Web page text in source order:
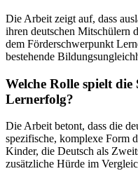
Die Arbeit zeigt auf, dass
ihren deutschen Mitschülern
dem Förderschwerpunkt
bestehende
Welche Rolle spielt
Lernerfolg?
Die Arbeit betont, dass die
spezifische, komplexe Form
Kinder, die Deutsch als
zusätzliche Hürde im